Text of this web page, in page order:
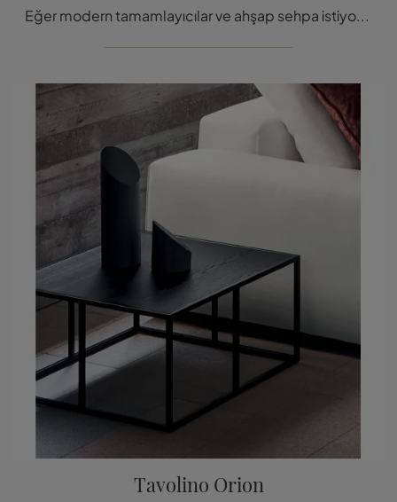
Eğer modern tamamlayıcılar ve ahşap sehpa istiyorsanız, Twils markasının Tavolino Servetto Condè modeli hakkında bilgi ed
Tavolino Orion